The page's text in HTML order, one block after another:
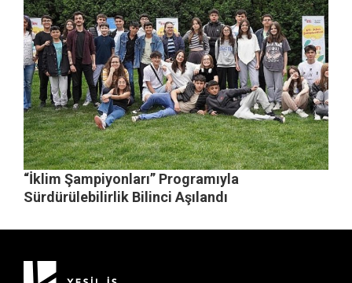
“İklim Şampiyonları” Programıyla
Sürdürülebilirlik Bilinci Aşılandı